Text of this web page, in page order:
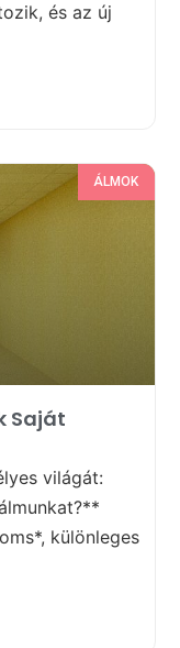
és az új
ÁLMOK
Saját
világát:
különleges